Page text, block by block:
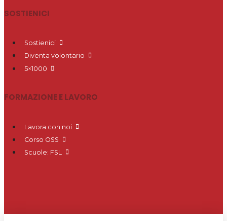
SOSTIENICI
Sostienici
Diventa volontario
5×1000
FORMAZIONE E LAVORO
Lavora con noi
Corso OSS
Scuole: FSL